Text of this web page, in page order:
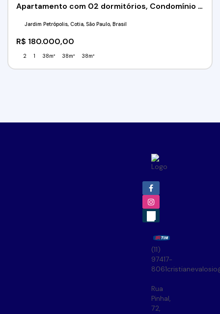
Apartamento com 02 dormitórios, Condomínio nova Zelândia II - Cotia/SP
R$ 180.000,00
Jardim Petrópolis, Cotia, São Paulo, Brasil
2 1 38m² 38m² 38m²
(11)
97417-
8061
Rua
Pinhal,
72,